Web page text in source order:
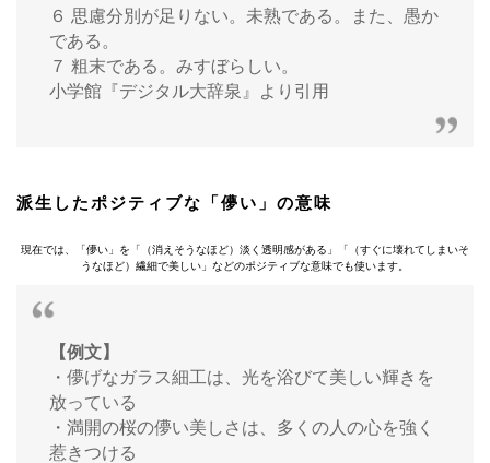
６ 思慮分別が足りない。未熟である。また、愚か
である。
７ 粗末である。みすぼらしい。
小学館『デジタル大辞泉』より引用
派生したポジティブな「儚い」の意味
現在では、「儚い」を「（消えそうなほど）淡く透明感がある」「（すぐに壊れてしまいそ
うなほど）繊細で美しい」などのポジティブな意味でも使います。
【例文】
・儚げなガラス細工は、光を浴びて美しい輝きを
放っている
・満開の桜の儚い美しさは、多くの人の心を強く
惹きつける